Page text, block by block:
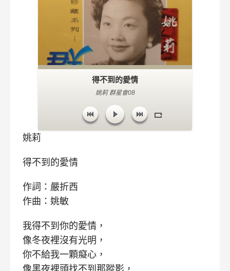
得不到的愛情
姚莉 群星會08
姚莉
得不到的愛情
作詞：嚴折西
作曲：姚敏
我得不到你的愛情，
像冬夜裡沒有光明，
你不給我一顆癡心，
像黑夜裡頭找不到那蹤影，